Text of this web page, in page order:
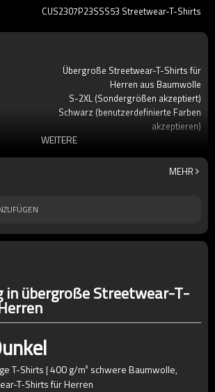
CUS2307P23SSS53 Streetwear-T-Shirts
Übergroße Streetwear-T-Shirts für
Herren aus Baumwolle
S-2XL (Sondergrößen akzeptiert)
Schwarz (benutzerdefinierte Farben
akzeptieren)
Übergroß
Benutzerdefiniertes Etikett akzeptieren
WEITERE
MEHR
in übergroße Streetwear-T-
T-Shirts | 400 g/m² schwere Baumwolle,
T-Shirts für Herren